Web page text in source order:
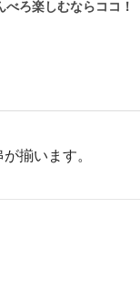
べろ楽しむならココ
揃います。